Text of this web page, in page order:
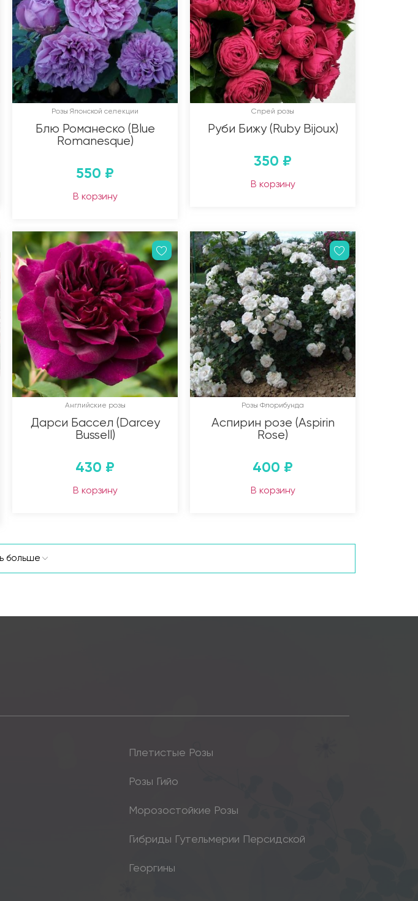
Розы Японской селекции
Блю Романеско (Blue
Romanesque)
550 ₽
В корзину
Спрей розы
Руби Бижу (Ruby Bijoux)
350 ₽
В корзину
Английские розы
Дарси Бассел (Darcey
Bussell)
430 ₽
В корзину
Розы Флорибунда
Аспирин розе (Aspirin
Rose)
400 ₽
В корзину
больше
Плетистые Розы
Розы Гийо
Морозостойкие Розы
Гибриды Гутельмерии Персидской
Георгины